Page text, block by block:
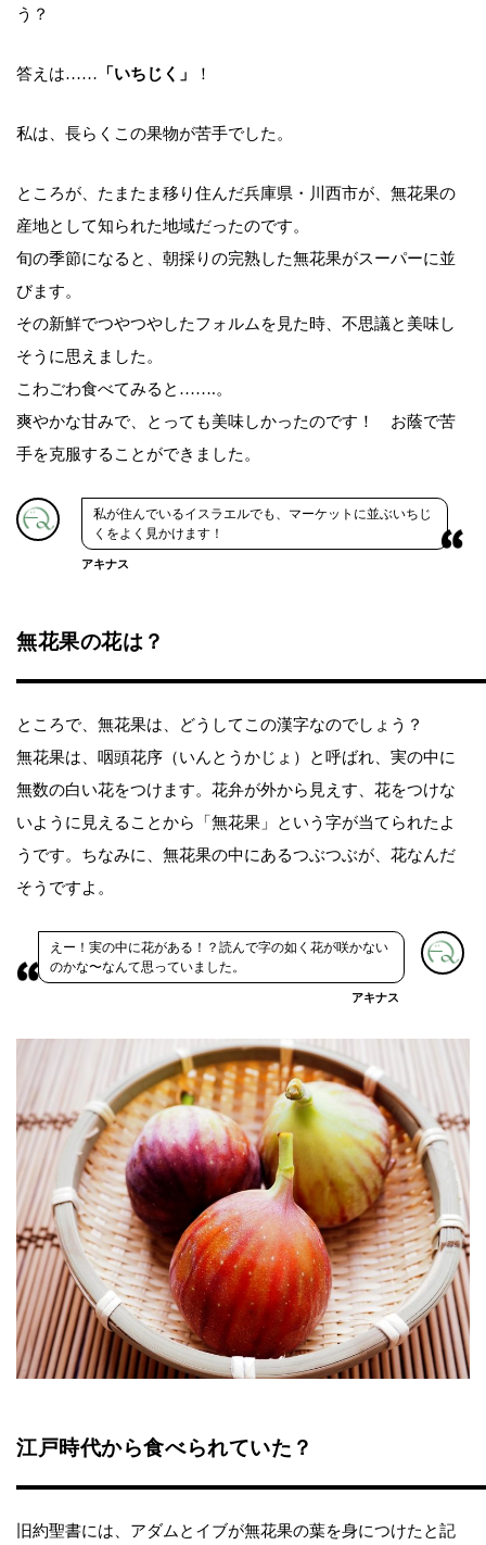
う？
答えは…… 「いちじく」 ！
私は、長らくこの果物が苦手でした。
ところが、たまたま移り住んだ兵庫県・川西市が、無花果の
産地として知られた地域だったのです。
旬の季節になると、朝採りの完熟した無花果がスーパーに並
びます。
その新鮮でつやつやしたフォルムを見た時、不思議と美味し
そうに思えました。
こわごわ食べてみると…….。
爽やかな甘みで、とっても美味しかったのです！ お蔭で苦
手を克服することができました。
私が住んでいるイスラエルでも、マーケットに並ぶいちじ
くをよく見かけます！
アキナス
無花果の花は？
ところで、無花果は、どうしてこの漢字なのでしょう？
無花果は、咽頭花序（いんとうかじょ）と呼ばれ、実の中に
無数の白い花をつけます。花弁が外から見えす、花をつけな
いように見えることから「無花果」という字が当てられたよ
うです。ちなみに、無花果の中にあるつぶつぶが、花なんだ
そうですよ。
えー！実の中に花がある！？読んで字の如く花が咲かない
のかな〜なんて思っていました。
アキナス
江戸時代から食べられていた？
旧約聖書には、アダムとイブが無花果の葉を身につけたと記